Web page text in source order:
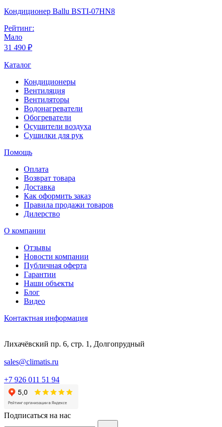
Кондиционер Ballu BSTI-07HN8
Рейтинг:
Мало
31 490 ₽
Каталог
Кондиционеры
Вентиляция
Вентиляторы
Водонагреватели
Обогреватели
Осушители воздуха
Сушилки для рук
Помощь
Оплата
Возврат товара
Доставка
Как оформить заказ
Правила продажи товаров
Дилерство
О компании
Отзывы
Новости компании
Публичная оферта
Гарантии
Наши объекты
Блог
Видео
Контактная информация
Лихачёвский пр. 6, стр. 1, Долгопрудный
sales@climatis.ru
+7 926 011 51 94
Подписаться на нас